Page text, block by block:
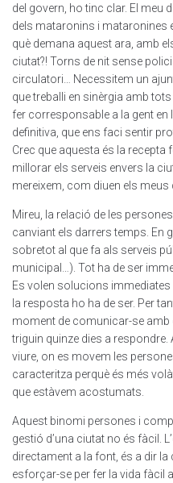
del govern, ho tinc clar. El meu
dels mataronins i mataronines
què demana aquest ara, amb
ciutat?! Torns de nit sense
circulatori… Necessitem un
que treballi en sinèrgia amb
fer corresponsable a la gent en
definitiva, que ens faci sentir
Crec que aquesta és la
millorar els serveis envers la
mereixem, com diuen els
Mireu, la relació de les
canviant els darrers temps. En
sobretot al que fa als serveis
municipal…). Tot ha de ser
Es volen solucions
la resposta ho ha de ser. Per
moment de comunicar-se amb
triguin quinze dies a
viure, on es movem les
caracteritza perquè és més
que estàvem acostumats.
Aquest binomi persones i
gestió d’una ciutat no és fàcil.
directament a la font, és a dir
esforçar-se per fer la vida fàcil